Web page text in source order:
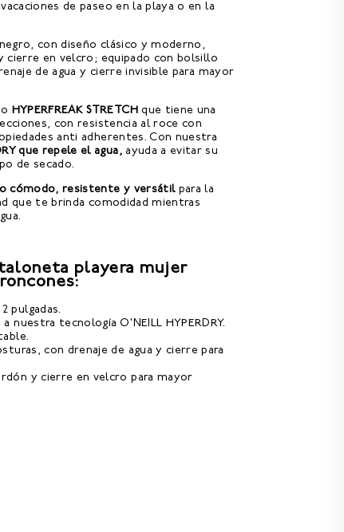
de paseo en la playa o en la
con diseño clásico y moderno,
en velcro; equipado con bolsillo
de agua y cierre invisible para mayor
HYPERFREAK STRETCH que tiene una
con resistencia al roce con
anti adherentes. Con nuestra
que repele el agua,ayuda a evitar su
de secado.
cómodo, resistente y versátilpara la
que te brinda comodidad mientras
playera mujer
pulgadas.
nuestra tecnología O'NEILL HYPERDRY.
con drenaje de agua y cierre para
y cierre en velcro para mayor